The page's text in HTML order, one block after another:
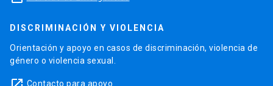
DISCRIMINACIÓN Y VIOLENCIA
Orientación y apoyo en casos de discriminación, violencia de
género o violencia sexual.
Contacto para apoyo